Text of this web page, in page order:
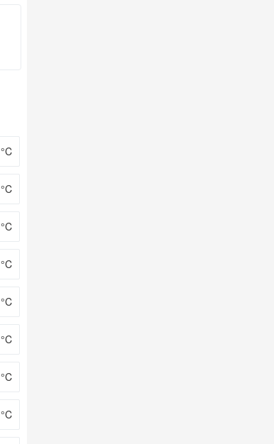
°C
°C
°C
°C
°C
°C
°C
°C